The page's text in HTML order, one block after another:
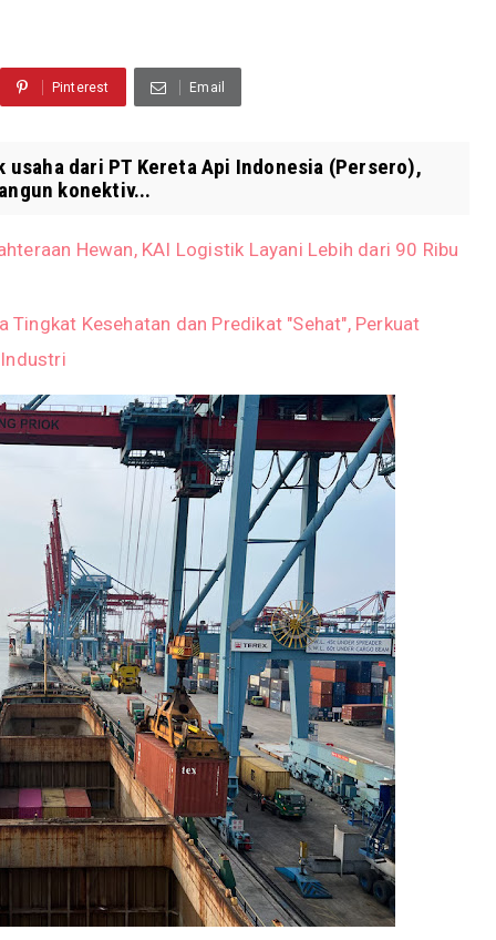
Pinterest Email
dari PT Kereta Api Indonesia (Persero),
konektiv...
Hewan, KAI Logistik Layani Lebih dari 90 Ribu
Kesehatan dan Predikat "Sehat", Perkuat